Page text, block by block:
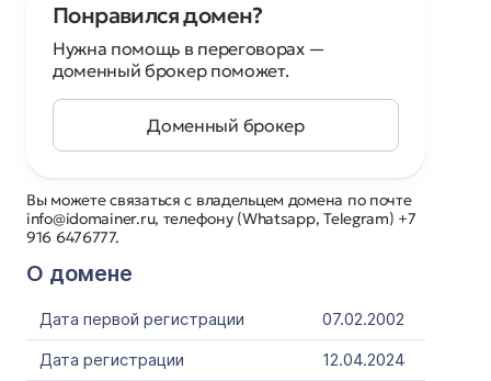
Вы можете связаться с владельцем домена по почте
info@idomainer.ru, телефону (Whatsapp, Telegram) +7
916 6476777.
О домене
Дата первой регистрации
07.02.2002
Дата регистрации
12.04.2024
Понравился домен?
Нужна помощь в переговорах —
доменный брокер поможет.
Доменный брокер